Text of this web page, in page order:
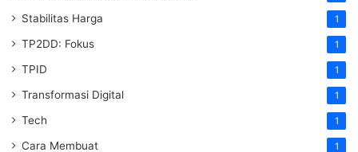
Stabilitas Harga 1
TP2DD: Fokus 1
TPID 1
Transformasi Digital 1
Tech 1
Cara Membuat 1